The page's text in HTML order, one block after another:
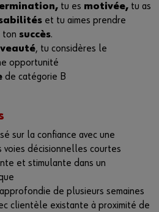
tu es motivée, tu as
et tu aimes prendre
ton succès.
, tu considères le
opportunité
de catégorie B
sur la confiance avec une
décisionnelles courtes
et stimulante dans un
de plusieurs semaines
clientèle existante à proximité de